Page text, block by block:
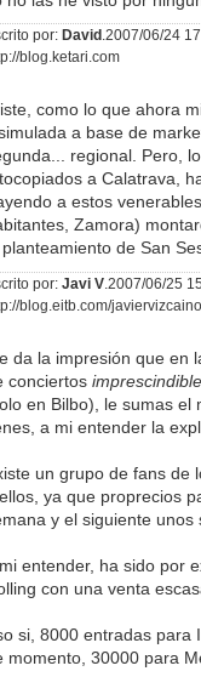
por: David .2007/06/24
blog.ketari.com
como lo que ahora
a base de
regional. Pero,
a Calatrava,
a estos
Zamora)
de San
por: Javi V .2007/06/25
blog.eitb.com/javiervizcaino
da la impresión que en
conciertos
en Bilbo), le sumas el
a mi entender la
un grupo de fans de
ya que proprecios
y el siguiente unos
entender, ha sido por
con una venta
si, 8000 entradas para
momento, 30000 para